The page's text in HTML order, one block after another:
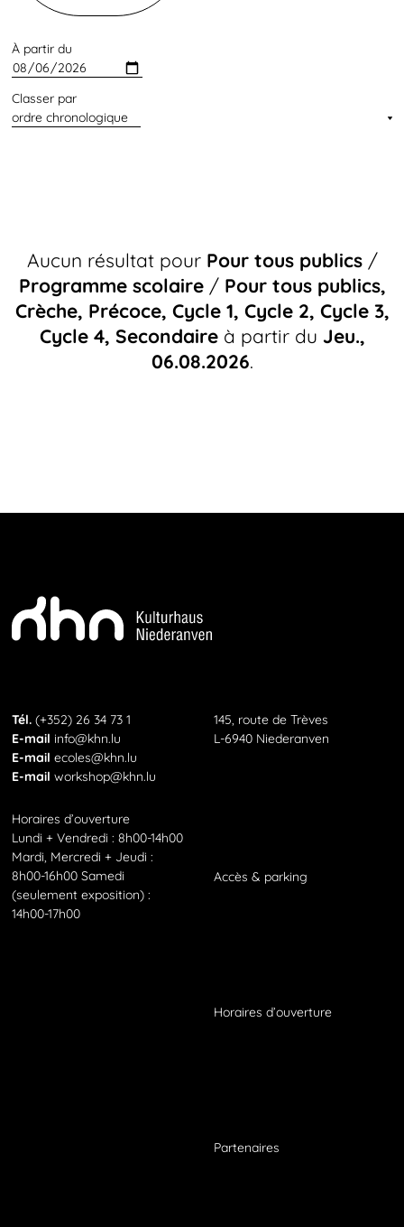
À partir du
Classer par
Aucun résultat pour Pour tous publics/
Programme scolaire/ Pour tous publics,
Crèche, Précoce, Cycle 1, Cycle 2, Cycle 3,
Cycle 4, Secondaireà partir du Jeu.,
06.08.2026.
Téléphone
Tél.(+352) 26 34 73 1
E-Mail
E-mail info@khn.lu
E-Mail
E-mailecoles@khn.lu
E-Mail
E-mailworkshop@khn.lu
145, route de Trèves
L-6940 Niederanven
Horaires d’ouverture
Lundi + Vendredi : 8h00-14h00
Mardi, Mercredi + Jeudi :
8h00-16h00 Samedi
(seulement exposition) :
14h00-17h00
Accès& parking
Horaires d’ouverture
Partenaires